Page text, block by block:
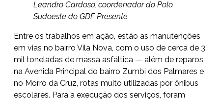
Leandro Cardoso, coordenador do Polo
Sudoeste do GDF Presente
Entre os trabalhos em ação, estão as manutenções
em vias no bairro Vila Nova, com o uso de cerca de 3
mil toneladas de massa asfáltica — além de reparos
na Avenida Principal do bairro Zumbi dos Palmares e
no Morro da Cruz, rotas muito utilizadas por ônibus
escolares. Para a execução dos serviços, foram